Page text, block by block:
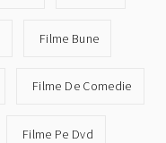
Filme Bune
Filme De Comedie
Filme Pe Dvd